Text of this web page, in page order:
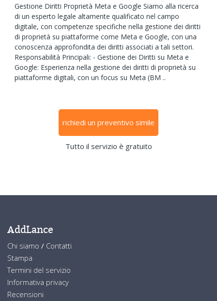
Gestione Diritti Proprietà Meta e Google Siamo alla ricerca
di un esperto legale altamente qualificato nel campo
digitale, con competenze specifiche nella gestione dei diritti
di proprietà su piattaforme come Meta e Google, con una
conoscenza approfondita dei diritti associati a tali settori.
Responsabilità Principali: - Gestione dei Diritti su Meta e
Google: Esperienza nella gestione dei diritti di proprietà su
piattaforme digitali, con un focus su Meta (BM ..
richiedi un preventivo simile
Tutto il servizio è gratuito
AddLance
Chi siamo / Contatti
Stampa
Termini del servizio
Informativa privacy
Recensioni